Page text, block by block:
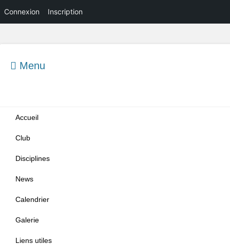
Connexion Inscription
Menu
Menu principal
contenu
Accueil
Club
Disciplines
News
Calendrier
Galerie
Liens utiles